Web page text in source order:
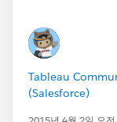
Tableau
(Salesforce)